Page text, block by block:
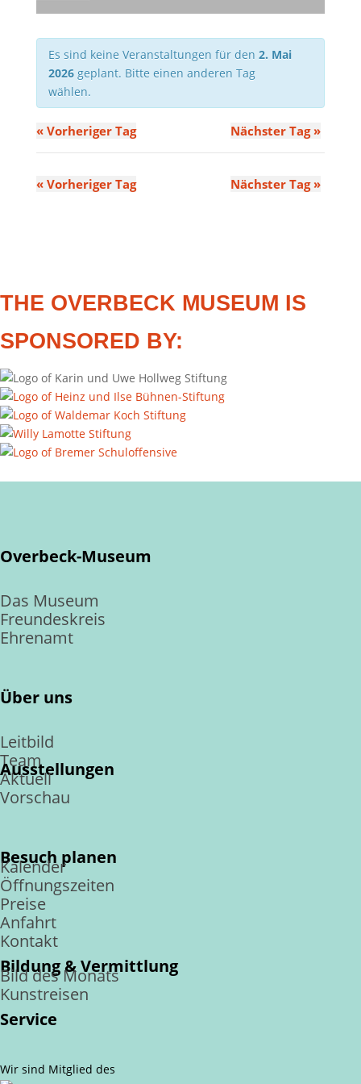
Es sind keine Veranstaltungen für den 2. Mai
2026geplant. Bitte einen anderen Tag
wählen.
«Vorheriger Tag Nächster Tag »
«Vorheriger Tag Nächster Tag »
THE OVERBECK MUSEUM IS
SPONSORED BY:
Overbeck-Museum
Das Museum
Freundeskreis
Ehrenamt
Über uns
Leitbild
Team
Ausstellungen
Aktuell
Vorschau
Besuch planen
Kalender
Öffnungszeiten
Preise
Anfahrt
Kontakt
Bildung & Vermittlung
Bild des Monats
Kunstreisen
Service
Wir sind Mitglied des